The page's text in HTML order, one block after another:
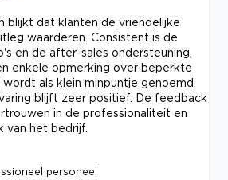
blijkt dat klanten de vriendelijke
waarderen. Consistent is de
en de after-sales ondersteuning,
enkele opmerking over beperkte
als klein minpuntje genoemd,
blijft zeer positief. De feedback
in de professionaliteit en
van het bedrijf.
personeel